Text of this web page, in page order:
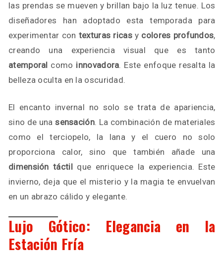
las prendas se mueven y brillan bajo la luz tenue. Los
diseñadores han adoptado esta temporada para
experimentar con texturas ricasy colores profundos,
creando una experiencia visual que es tanto
atemporal como innovadora. Este enfoque resalta la
belleza oculta en la oscuridad.
El encanto invernal no solo se trata de apariencia,
sino de unasensación. La combinación de materiales
como el terciopelo, la lana y el cuero no solo
proporciona calor, sino que también añade una
dimensión táctil que enriquece la experiencia. Este
invierno, deja que el misterio y la magia te envuelvan
en un abrazo cálido y elegante.
Lujo Gótico: Elegancia en la
Estación Fría